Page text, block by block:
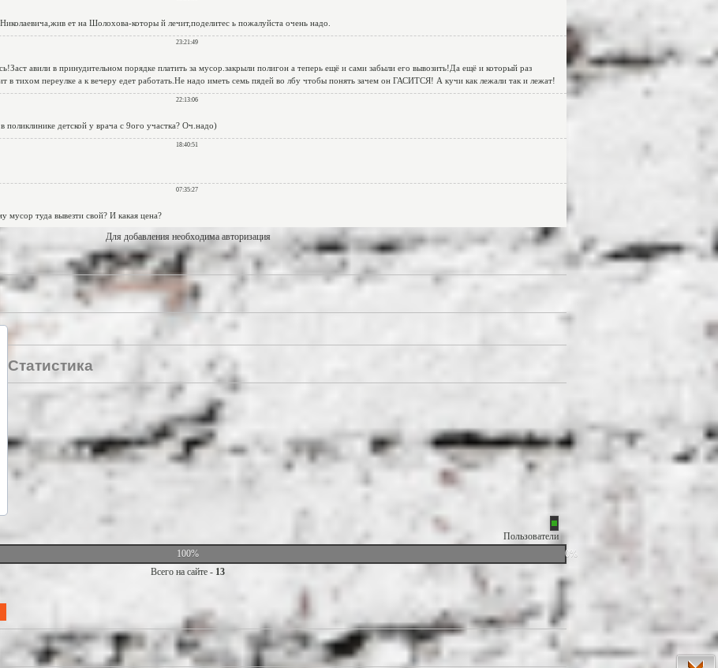
Для добавления необходима авторизация
Статистика
Пользователи
100%
0%
Всего на сайте - 13